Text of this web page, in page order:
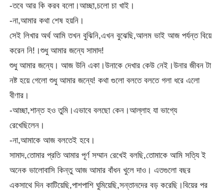
-তবে আর কি করব বলো।আচ্ছা,চলো চা খাই।
-না,আমার কথা শেষ হয়নি।
সেই লিখার অর্থ আমি তখন বুঝিনি,এখন বুঝেছি,আলম ভাই আজ পর্যন্ত বিয়ে
করেন নি!।শুধু আমার জন্যে সামাদ!
শুধু আমার জন্যে। আজ উনি একা।উনাকে দেখার কেউ নেই।উনার জীবন টা
নষ্ট হয়ে গেলো শুধু আমার জন্যে! কথা গুলো বলতে বলতে গলা ধরে এলো
বীণার।
-আচ্ছা,শান্ত হও তুমি।এভাবে বলছো কেন।আল্লাহ যা ভাগ্যে
রেখেছিলেন।
-না,আমাকে আজ বলতেই হবে।
সামাদ,তোমার প্রতি আমার পূর্ণ সম্মান রেখেই বলছি,তোমাকে আমি সত্যি ই
অনেক ভালোবাসি কিন্তু আজ আমার বাঁধন খুলে দাও। এতগুলো বছর
একসাথে দিন কাটিয়েছি,পাশপাশি ঘুমিয়েছি,সন্তানদের বড় করেছি।বিয়ের পর